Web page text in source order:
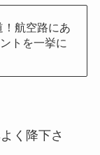
航空路にあ
トを一挙に
く降下さ